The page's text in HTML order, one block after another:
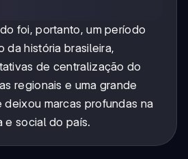
foi, portanto, um período
da história brasileira,
de centralização do
regionais e uma grande
marcas profundas na
e social do país.